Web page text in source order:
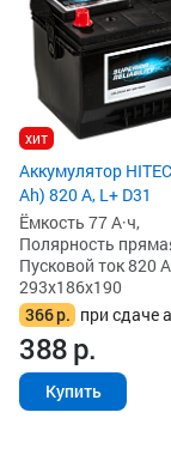
хит
Аккумулятор
Ah) 820 А, L+ D31
Ёмкость 77 А·ч,
Полярность
Пусковой ток 820
293x186x190
366р. при сдаче
388р.
Купить